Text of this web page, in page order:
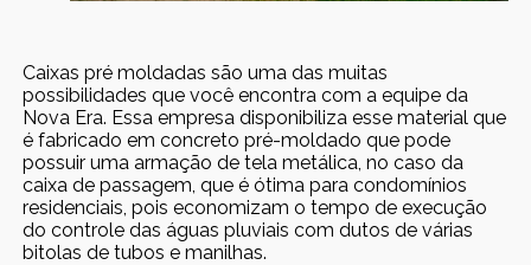
Caixas pré moldadas são uma das muitas
possibilidades que você encontra com a equipe da
Nova Era. Essa empresa disponibiliza esse material que
é fabricado em concreto pré-moldado que pode
possuir uma armação de tela metálica, no caso da
caixa de passagem, que é ótima para condomínios
residenciais, pois economizam o tempo de execução
do controle das águas pluviais com dutos de várias
bitolas de tubos e manilhas.